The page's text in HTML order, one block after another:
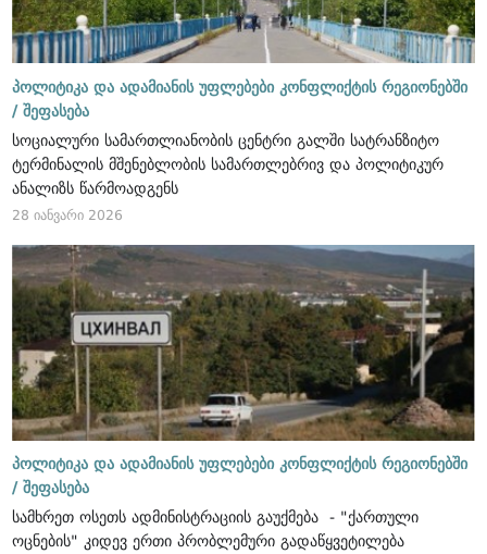
პოლიტიკა და ადამიანის უფლებები კონფლიქტის რეგიონებში
/ შეფასება
სოციალური სამართლიანობის ცენტრი გალში სატრანზიტო
ტერმინალის მშენებლობის სამართლებრივ და პოლიტიკურ
ანალიზს წარმოადგენს
28 იანვარი 2026
პოლიტიკა და ადამიანის უფლებები კონფლიქტის რეგიონებში
/ შეფასება
სამხრეთ ოსეთს ადმინისტრაციის გაუქმება - "ქართული
ოცნების" კიდევ ერთი პრობლემური გადაწყვეტილება